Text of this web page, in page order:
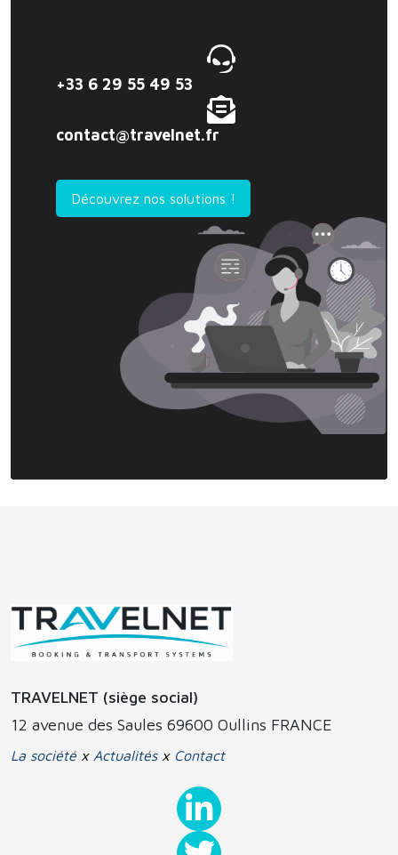
+33 6 29 55 49 53
contact@travelnet.fr
Découvrez nos solutions !
TRAVELNET (siège social)
12 avenue des Saules 69600 Oullins FRANCE
La société x Actualitésx Contact